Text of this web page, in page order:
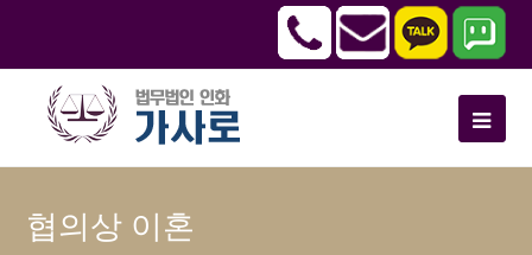
협의상 이혼